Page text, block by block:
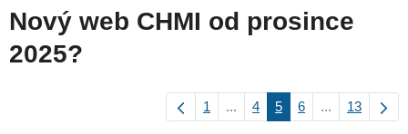
Nový web CHMI od prosince
2025?
1 ... 4 5 6 ... 13